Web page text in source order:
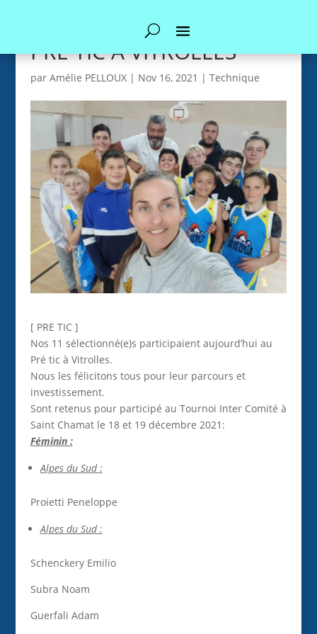
PRE TIC A VITROLLES
par Amélie PELLOUX| Nov 16, 2021 | Technique
[ PRE TIC ]
Nos 11 sélectionné(e)s participaient aujourd’hui au
Pré tic à Vitrolles.
Nous les félicitons tous pour leur parcours et
investissement.
Sont retenus pour participé au Tournoi Inter Comité à
Saint Chamat le 18 et 19 décembre 2021:
Féminin :
Alpes du Sud :
Proietti Peneloppe
Alpes du Sud :
Schenckery Emilio
Subra Noam
Guerfali Adam